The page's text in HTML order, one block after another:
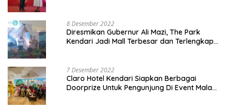
8 Desember 2022
Diresmikan Gubernur Ali Mazi, The Park
Kendari Jadi Mall Terbesar dan Terlengkap
7 Desember 2022
Claro Hotel Kendari Siapkan Berbagai
Doorprize Untuk Pengunjung Di Event Malam